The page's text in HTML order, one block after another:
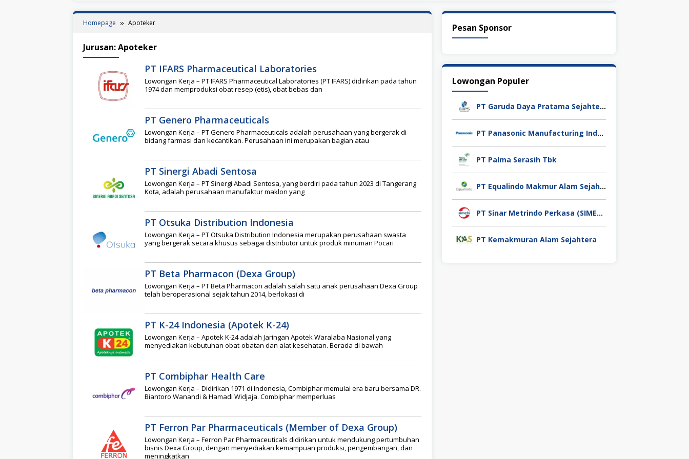
Homepage Apoteker
Jurusan:Apoteker
PT IFARS Pharmaceutical Laboratories
Lowongan Kerja – PT IFARS Pharmaceutical Laboratories (PT IFARS) didirikan pada tahun
1974 dan memproduksi obat resep (etis), obat bebas dan
PT Genero Pharmaceuticals
Lowongan Kerja – PT Genero Pharmaceuticals adalah perusahaan yang bergerak di
bidang farmasi dan kecantikan. Perusahaan ini merupakan bagian atau
PT Sinergi Abadi Sentosa
Lowongan Kerja – PT Sinergi Abadi Sentosa, yang berdiri pada tahun 2023 di Tangerang
Kota, adalah perusahaan manufaktur maklon yang
PT Otsuka Distribution Indonesia
Lowongan Kerja – PT Otsuka Distribution Indonesia merupakan perusahaan swasta
yang bergerak secara khusus sebagai distributor untuk produk minuman Pocari
PT Beta Pharmacon (Dexa Group)
Lowongan Kerja – PT Beta Pharmacon adalah salah satu anak perusahaan Dexa Group
telah beroperasional sejak tahun 2014, berlokasi di
PT K-24 Indonesia (Apotek K-24)
Lowongan Kerja – Apotek K-24 adalah Jaringan Apotek Waralaba Nasional yang
menyediakan kebutuhan obat-obatan dan alat kesehatan. Berada di bawah
PT Combiphar Health Care
Lowongan Kerja – Didirikan 1971 di Indonesia, Combiphar memulai era baru bersama DR.
Biantoro Wanandi & Hamadi Widjaja. Combiphar memperluas
PT Ferron Par Pharmaceuticals (Member of Dexa Group)
Lowongan Kerja – Ferron Par Pharmaceuticals didirikan untuk mendukung pertumbuhan
bisnis Dexa Group, dengan menyediakan kemampuan produksi, pengembangan, dan
meningkatkan
Pesan Sponsor
Lowongan Populer
PT Garuda Daya Pratama Sejahtera
PT Panasonic Manufacturing Indonesia
PT Palma Serasih Tbk
PT Equalindo Makmur Alam Sejahtera (Equalindo Group)
PT Sinar Metrindo Perkasa (SIMETRI)
PT Kemakmuran Alam Sejahtera